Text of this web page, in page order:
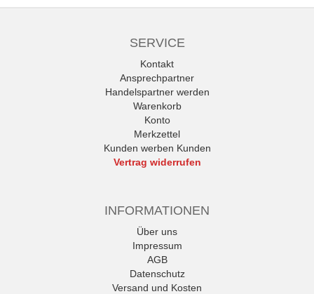
SERVICE
Kontakt
Ansprechpartner
Handelspartner werden
Warenkorb
Konto
Merkzettel
Kunden werben Kunden
Vertrag widerrufen
INFORMATIONEN
Über uns
Impressum
AGB
Datenschutz
Versand und Kosten